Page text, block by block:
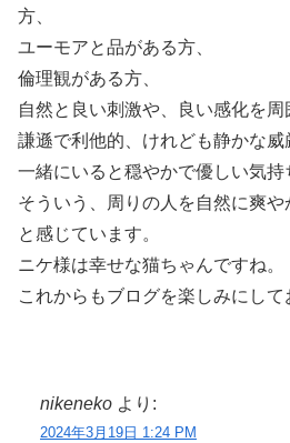
方、
ユーモアと品がある方、
倫理観がある方、
自然と良い刺激や、良い感化を周
謙遜で利他的、けれども静かな威
一緒にいると穏やかで優しい気持
そういう、周りの人を自然に爽
と感じています。
ニケ様は幸せな猫ちゃんですね。
これからもブログを楽しみにして
nikeneko より:
2024年3月19日 1:24 PM